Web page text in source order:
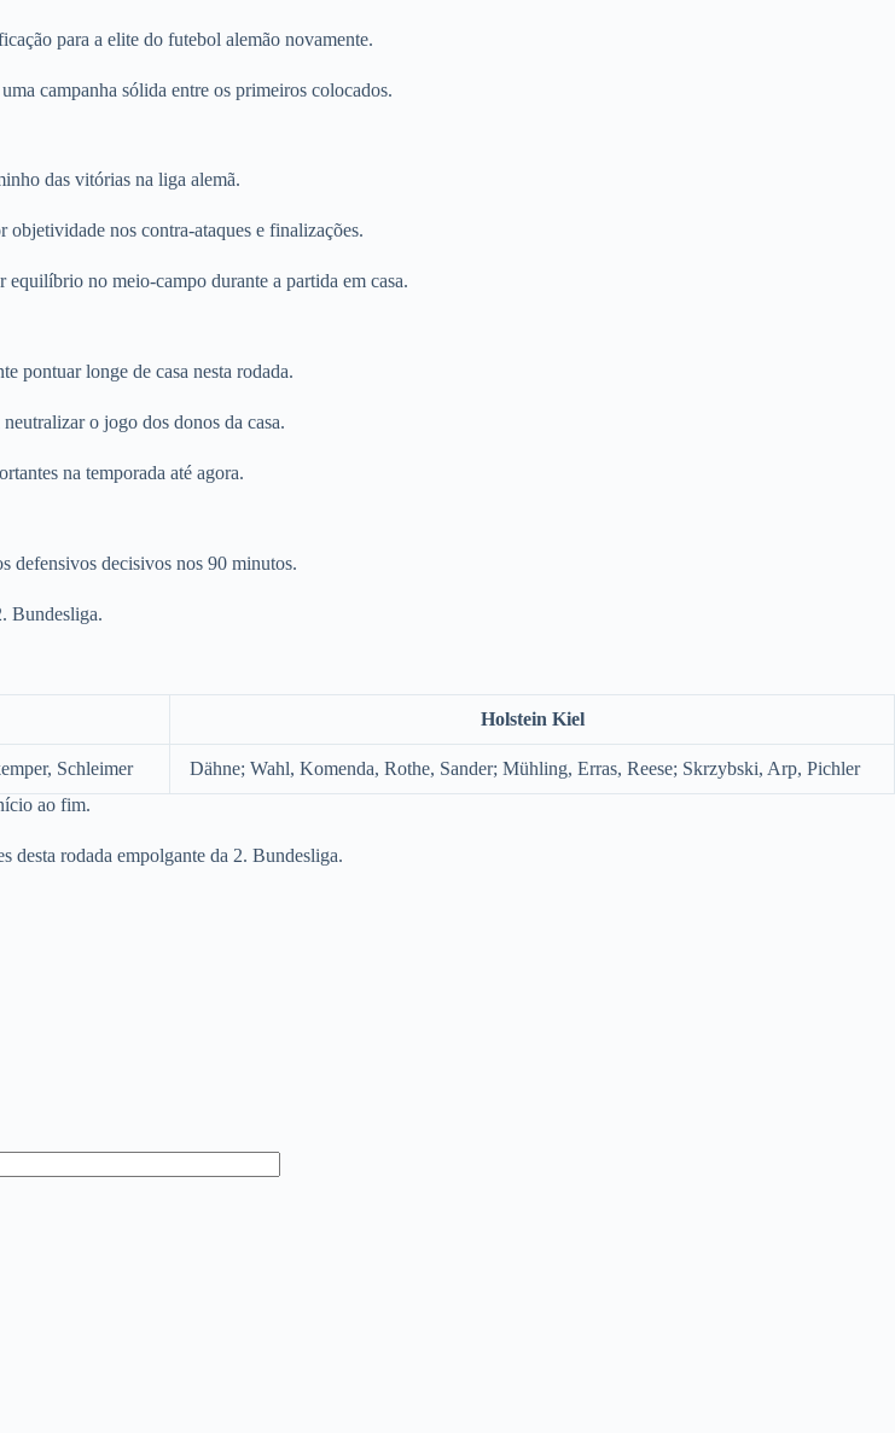
para a elite do futebol alemão novamente.
campanha sólida entre os primeiros colocados.
das vitórias na liga alemã.
nos contra-ataques e finalizações.
no meio-campo durante a partida em casa.
pontuar longe de casa nesta rodada.
o jogo dos donos da casa.
na temporada até agora.
defensivos decisivos nos 90 minutos.
Bundesliga.
Holstein Kiel
Schleimer
Dähne; Wahl, Komenda, Rothe, Sander; Mühling, Erras, Reese; Skrzybski, Arp, Pichler
ao fim.
desta rodada empolgante da 2. Bundesliga.